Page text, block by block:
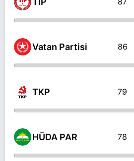
Vatan Partisi 86
TKP 79
HÜDA PAR 78